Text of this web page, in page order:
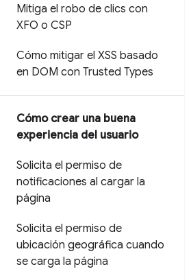
Mitiga el robo de clics con
XFO o CSP
Cómo mitigar el XSS basado
en DOM con Trusted Types
Cómo crear una buena
experiencia del usuario
Solicita el permiso de
notificaciones al cargar la
página
Solicita el permiso de
ubicación geográfica cuando
se carga la página